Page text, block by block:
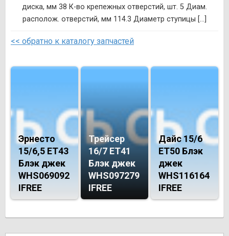
диска, мм 38 К-во крепежных отверстий, шт. 5 Диам.
располож. отверстий, мм 114.3 Диаметр ступицы [...]
<< обратно к каталогу запчастей
Эрнесто
15/6,5 ET43
Блэк джек
WHS069092
IFREE
Трейсер
16/7 ET41
Блэк джек
WHS097279
IFREE
Дайс 15/6
ET50 Блэк
джек
WHS116164
IFREE